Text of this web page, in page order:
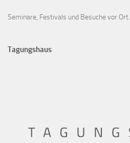
Seminare, Festivals und Besuche vor Ort.
Tagungshaus